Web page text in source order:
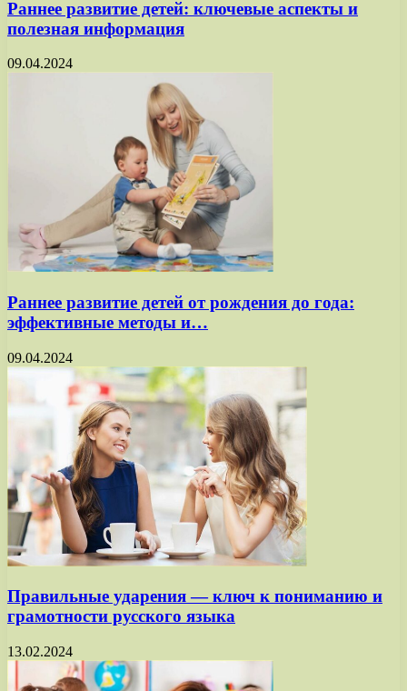
Раннее развитие детей: ключевые аспекты и
полезная информация
09.04.2024
Раннее развитие детей от рождения до года:
эффективные методы и…
09.04.2024
Правильные ударения — ключ к пониманию и
грамотности русского языка
13.02.2024